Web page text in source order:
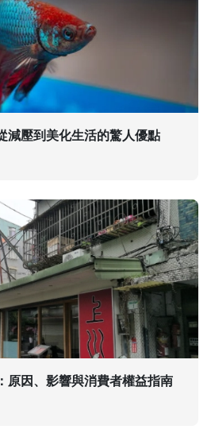
減壓到美化生活的驚人優點
原因、影響與消費者權益指南